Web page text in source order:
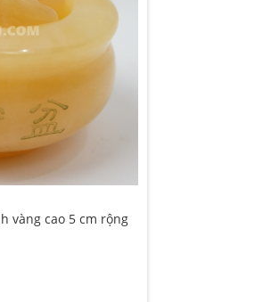
vàng cao 5 cm rộng